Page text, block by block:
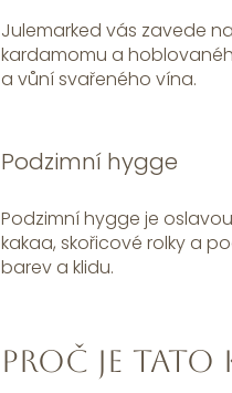
Julemarked vás zavede
kardamomu a
a vůní svařeného vína.
Podzimní hygge
Podzimní hygge je
kakaa, skořicové rolky a
barev a klidu.
Proč je tato